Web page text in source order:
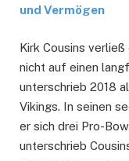
und Vermögen
Kirk Cousins
nicht auf einen
unterschrieb 2018
Vikings. In seinen
er sich drei Pro-
unterschrieb